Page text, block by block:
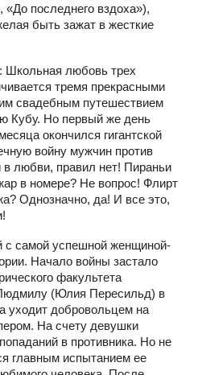
последнего вздоха»),
быть зажат в жесткие
любовь трех
тремя прекрасными
свадебным путешествием
Кубу. Но первый же день
окончился гигантской
войну мужчин против
любви, правил нет! Пираньи
в номере? Не вопрос! Флирт
Однозначно, да! И все это,
с самой успешной женщиной-
Начало войны застало
факультета
Людмилу (Юлия Пересильд) в
уходит добровольцем на
На счету девушки
в противника. Но не
главным испытанием ее